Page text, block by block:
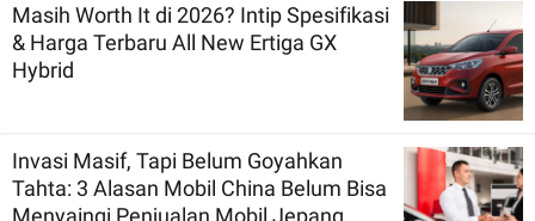
Masih Worth It di 2026? Intip Spesifikasi
& Harga Terbaru All New Ertiga GX
Hybrid
Invasi Masif, Tapi Belum Goyahkan
Tahta: 3 Alasan Mobil China Belum Bisa
Menyaingi Penjualan Mobil Jepang